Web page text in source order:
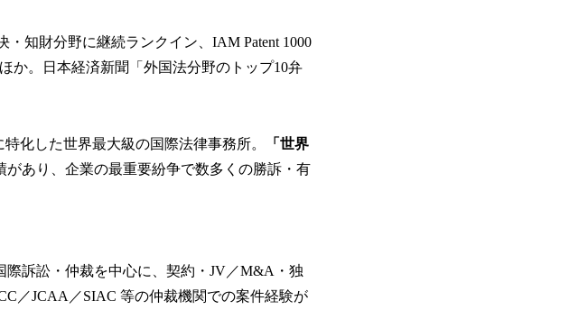
・知財分野に継続ランクイン、IAM Patent 1000
ほか。日本経済新聞「外国法分野のトップ10弁
化した世界最大級の国際法律事務所。
「世界
があり、企業の最重要紛争で数多くの勝訴・有
訴訟・仲裁を中心に、契約・JV／M&A・独
／JCAA／SIAC 等の仲裁機関での案件経験が